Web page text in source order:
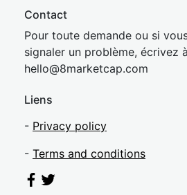
Contact
Pour toute demande ou si
signaler un problème, écrivez à
hello@8marketcap.com
Liens
- Privacy policy
- Terms and conditions